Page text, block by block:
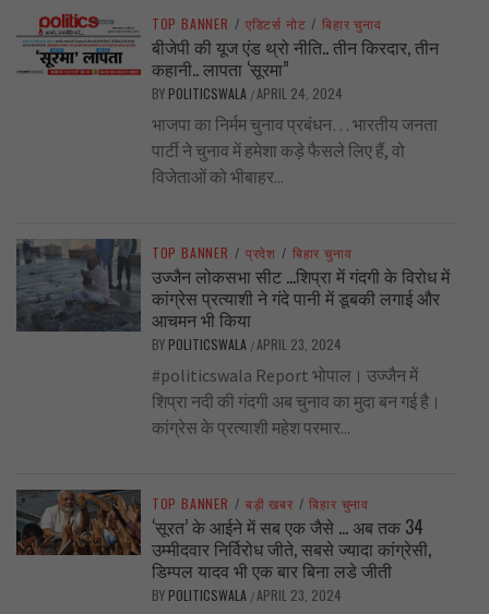
TOP BANNER / एडिटर्स नोट / बिहार चुनाव
बीजेपी की यूज एंड थ्रो नीति.. तीन किरदार, तीन
कहानी.. लापता ‘सूरमा”
BY POLITICSWALA /APRIL 24, 2024
भाजपा का निर्मम चुनाव प्रबंधन… भारतीय जनता
पार्टी ने चुनाव में हमेशा कड़े फैसले लिए हैं, वो
विजेताओं को भीबाहर...
TOP BANNER / प्रदेश / बिहार चुनाव
उज्जैन लोकसभा सीट …शिप्रा में गंदगी के विरोध में
कांग्रेस प्रत्याशी ने गंदे पानी में डूबकी लगाई और
आचमन भी किया
BY POLITICSWALA /APRIL 23, 2024
#politicswala Report भोपाल। उज्जैन में
शिप्रा नदी की गंदगी अब चुनाव का मुदा बन गई है।
कांग्रेस के प्रत्याशी महेश परमार...
TOP BANNER / बड़ी खबर / बिहार चुनाव
‘सूरत’ के आईने में सब एक जैसे … अब तक 34
उम्मीदवार निर्विरोध जीते, सबसे ज्यादा कांग्रेसी,
डिम्पल यादव भी एक बार बिना लडे जीती
BY POLITICSWALA /APRIL 23, 2024